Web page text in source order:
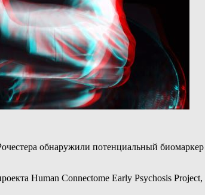
обнаружили потенциальный
Human Connectome Early Psychosis